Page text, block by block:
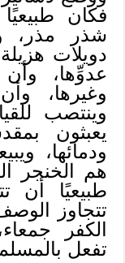
فكان
شذر مذر،
دويلات
عدوِّها،
وغيرها،
وينتصب
يعبثون
ودمائها،
هم الخنجر
طبيعيًا أن
تتجاوز
الكفر
تفعل